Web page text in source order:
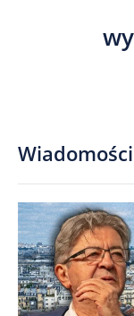
Wiadomości